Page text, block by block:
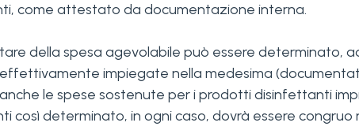
come attestato da documentazione interna.
della spesa agevolabile può essere
impiegate nella medesima
le spese sostenute per i prodotti disinfettanti
così determinato, in ogni caso, dovrà essere